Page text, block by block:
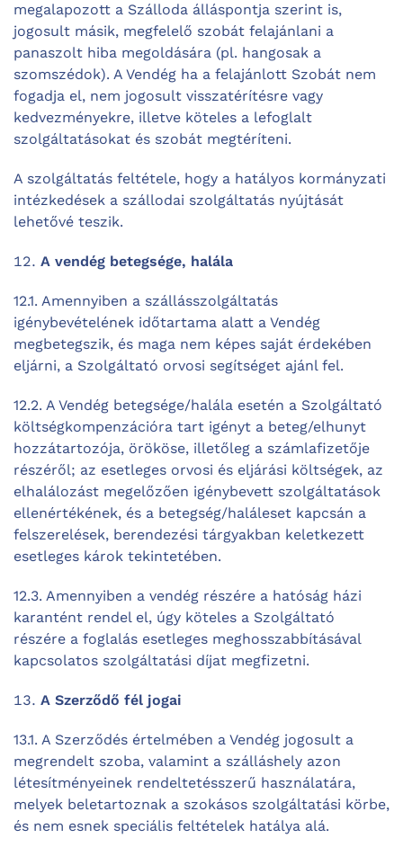
megalapozott a Szálloda álláspontja szerint is,
jogosult másik, megfelelő szobát felajánlani a
panaszolt hiba megoldására (pl. hangosak a
szomszédok). A Vendég ha a felajánlott Szobát nem
fogadja el, nem jogosult visszatérítésre vagy
kedvezményekre, illetve köteles a lefoglalt
szolgáltatásokat és szobát megtéríteni.
A szolgáltatás feltétele, hogy a hatályos kormányzati
intézkedések a szállodai szolgáltatás nyújtását
lehetővé teszik.
A vendég betegsége, halála
12.1. Amennyiben a szállásszolgáltatás
igénybevételének időtartama alatt a Vendég
megbetegszik, és maga nem képes saját érdekében
eljárni, a Szolgáltató orvosi segítséget ajánl fel.
12.2. A Vendég betegsége/halála esetén a Szolgáltató
költségkompenzációra tart igényt a beteg/elhunyt
hozzátartozója, örököse, illetőleg a számlafizetője
részéről; az esetleges orvosi és eljárási költségek, az
elhalálozást megelőzően igénybevett szolgáltatások
ellenértékének, és a betegség/haláleset kapcsán a
felszerelések, berendezési tárgyakban keletkezett
esetleges károk tekintetében.
12.3. Amennyiben a vendég részére a hatóság házi
karantént rendel el, úgy köteles a Szolgáltató
részére a foglalás esetleges meghosszabbításával
kapcsolatos szolgáltatási díjat megfizetni.
A Szerződő fél jogai
13.1. A Szerződés értelmében a Vendég jogosult a
megrendelt szoba, valamint a szálláshely azon
létesítményeinek rendeltetésszerű használatára,
melyek beletartoznak a szokásos szolgáltatási körbe,
és nem esnek speciális feltételek hatálya alá.